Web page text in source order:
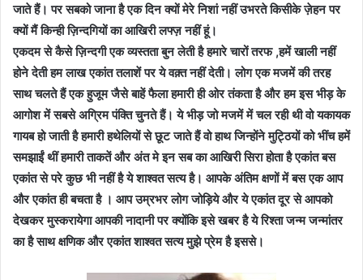
जाते हैं। पर सबको जाना है एक दिन क्यों मेरे निशां नहीं उभरते किसीके ज़ेहन पर
क्यों मैं किन्ही ज़िन्दगियों का आखिरी लफ्ज़ नहीं हूं।
एकदम से कैसे ज़िन्दगी एक व्यस्तता बुन लेती है हमारे चारों तरफ ,हमें खाली नहीं
होने देती हम लाख एकांत तलाशें पर ये वक़्त नहीं देती। लोग एक मजमें की तरह
साथ चलते हैं एक हुजूम जैसे बाहें फैला हमारी ही ओर तंकता है और हम इस भीड़ के
आगोश में सबसे अग्रिम पंक्ति चुनते हैं। ये भीड़ जो मजमें में चल रही थी वो यकायक
गायब हो जाती है हमारी हथेलियों से छूट जाते हैं वो हाथ जिन्होंने मुट्ठियों को भींच हमें
समझाईं थीं हमारी ताकतें और अंत मे इन सब का आखिरी सिरा होता है एकांत बस
एकांत से परे कुछ भी नहीं है ये शाश्वत सत्य है। आपके अंतिम क्षणों में बस एक आप
और एकांत ही बचता है । आप उम्रभर लोग जोड़िये और ये एकांत दूर से आपको
देखकर मुस्करायेगा आपकी नादानी पर क्योंकि इसे खबर है ये रिश्ता जन्म जन्मांतर
का है साथ क्षणिक और एकांत शाश्वत सत्य मुझे प्रेम है इससे।